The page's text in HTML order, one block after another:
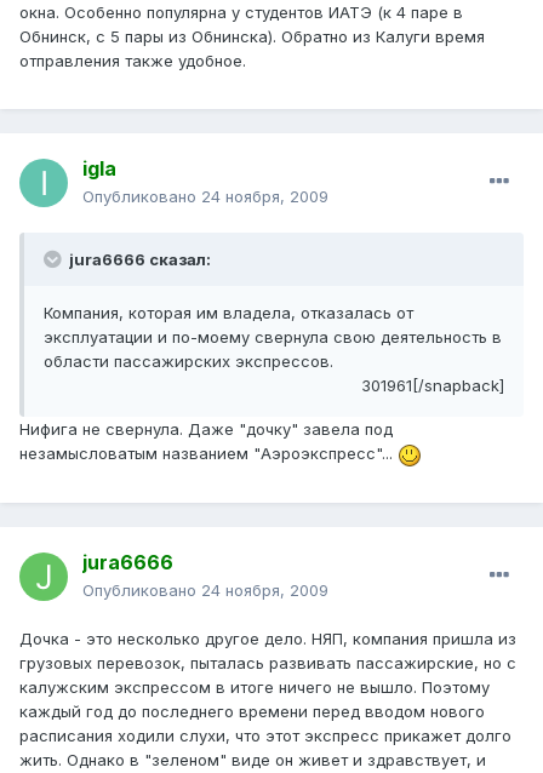
окна. Особенно популярна у студентов ИАТЭ (к 4 паре в
Обнинск, с 5 пары из Обнинска). Обратно из Калуги время
отправления также удобное.
igla
Опубликовано 24 ноября, 2009
jura6666 сказал:
Компания, которая им владела, отказалась от
эксплуатации и по-моему свернула свою деятельность в
области пассажирских экспрессов.
301961[/snapback]
Нифига не свернула. Даже "дочку" завела под
незамысловатым названием "Аэроэкспресс"...
jura6666
Опубликовано 24 ноября, 2009
Дочка - это несколько другое дело. НЯП, компания пришла из
грузовых перевозок, пыталась развивать пассажирские, но с
калужским экспрессом в итоге ничего не вышло. Поэтому
каждый год до последнего времени перед вводом нового
расписания ходили слухи, что этот экспресс прикажет долго
жить. Однако в "зеленом" виде он живет и здравствует, и